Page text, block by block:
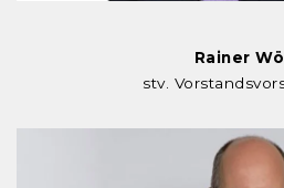
Rainer
stv.